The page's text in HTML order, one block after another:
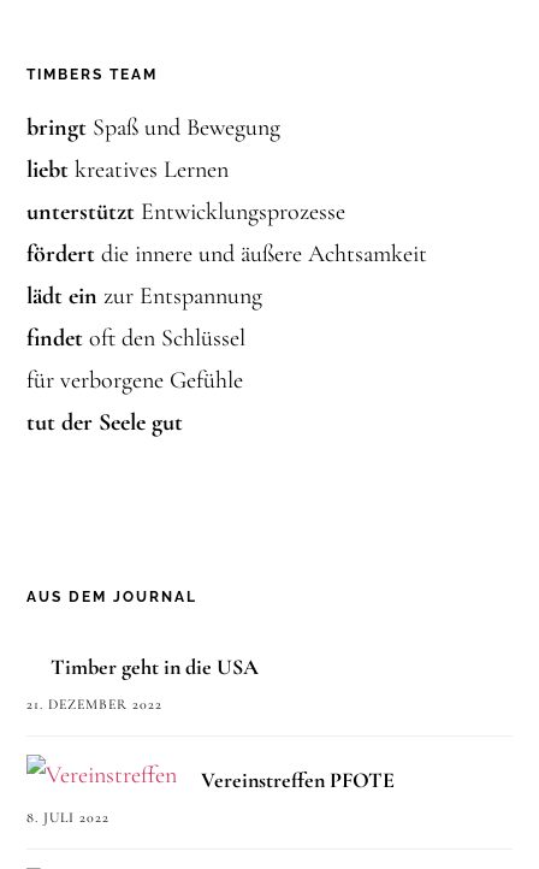
TIMBERS TEAM
bringt Spaß und Bewegung
liebt kreatives Lernen
unterstützt Entwicklungsprozesse
fördert die innere und äußere Achtsamkeit
lädt ein zur Entspannung
findet oft den Schlüssel
für verborgene Gefühle
tut der Seele gut
AUS DEM JOURNAL
Timber geht in die USA
21. DEZEMBER 2022
Vereinstreffen PFOTE
8. JULI 2022